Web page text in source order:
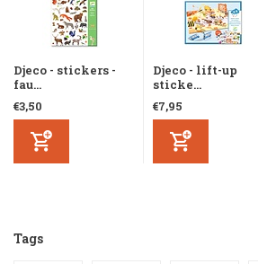
Djeco - stickers -
fau...
€3,50
Djeco - lift-up
sticke...
€7,95
Tags